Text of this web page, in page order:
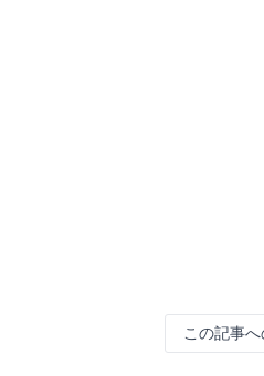
この記事